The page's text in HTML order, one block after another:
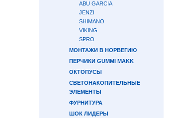
ABU GARCIA
JENZI
SHIMANO
VIKING
SPRO
МОНТАЖИ В НОРВЕГИЮ
ПЕРЧИКИ GUMMI MAKK
ОКТОПУСЫ
СВЕТОНАКОПИТЕЛЬНЫЕ
ЭЛЕМЕНТЫ
ФУРНИТУРА
ШОК ЛИДЕРЫ